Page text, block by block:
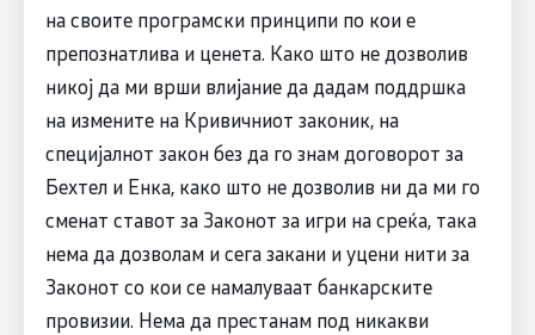
на своите програмски принципи по кои е
препознатлива и ценета. Како што не дозволив
никој да ми врши влијание да дадам поддршка
на измените на Кривичниот законик, на
специјалнот закон без да го знам договорот за
Бехтел и Енка, како што не дозволив ни да ми го
сменат ставот за Законот за игри на среќа, така
нема да дозволам и сега закани и уцени нити за
Законот со кои се намалуваат банкарските
провизии. Нема да престанам под никакви